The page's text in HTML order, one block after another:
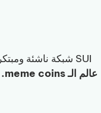
SUI شبكة ناشئة ومبتكرة تجمع بين السرعة العالية والرسوم المنخفضة،
عالم الـ meme coins.